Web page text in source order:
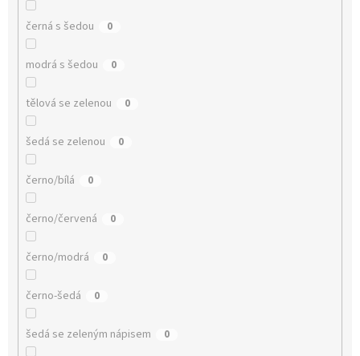
černá s šedou 0
modrá s šedou 0
tělová se zelenou 0
šedá se zelenou 0
černo/bílá 0
černo/červená 0
černo/modrá 0
černo-šedá 0
šedá se zeleným nápisem 0